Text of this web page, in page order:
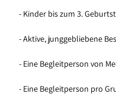
- Kinder bis zum 3.
- Aktive, junggebliebene
- Eine Begleitperson von
- Eine Begleitperson pro